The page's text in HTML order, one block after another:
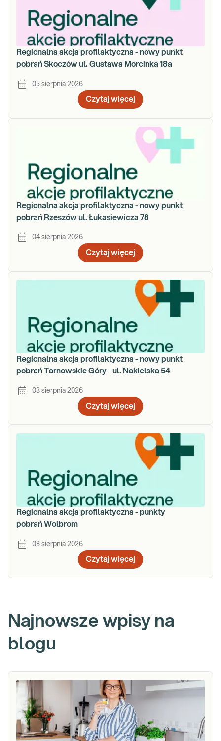
Regionalna akcja profilaktyczna - nowy punkt
pobrań Skoczów ul. Gustawa Morcinka 18a
05 sierpnia 2026
Czytaj więcej
Regionalna akcja profilaktyczna - nowy punkt
pobrań Rzeszów ul. Łukasiewicza 78
04 sierpnia 2026
Czytaj więcej
Regionalna akcja profilaktyczna - nowy punkt
pobrań Tarnowskie Góry - ul. Nakielska 54
03 sierpnia 2026
Czytaj więcej
Regionalna akcja profilaktyczna - punkty
pobrań Wolbrom
03 sierpnia 2026
Czytaj więcej
Najnowsze wpisy na
blogu